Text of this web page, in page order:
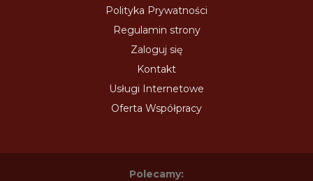
Polityka Prywatności
Regulamin strony
Zaloguj się
Kontakt
Usługi Internetowe
Oferta Współpracy
Polecamy: